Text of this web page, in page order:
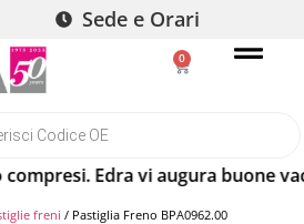
Sede e Orari
0
Edra vi augura buone
freni / Pastiglia Freno BPA0962.00